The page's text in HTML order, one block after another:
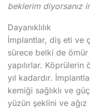
beklerim diyorsanız
Dayanıklılık
İmplantlar, diş eti ve
sürece belki de
yapılırlar. Köprülerin
yıl kadardır.
kemiği sağlıklı ve
yüzün şeklini ve ağız